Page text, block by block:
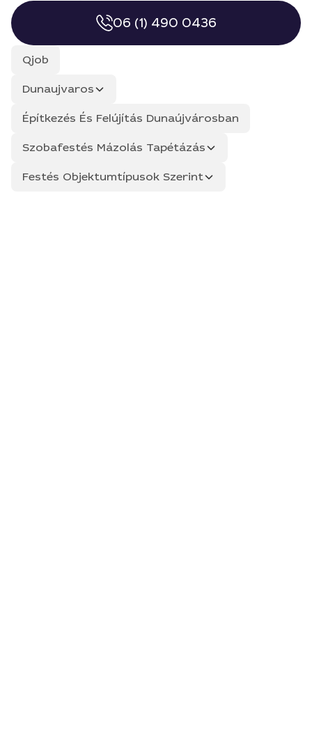
06 (1) 490 0436
Qjob
Dunaujvaros
Építkezés És Felújítás Dunaújvárosban
Szobafestés Mázolás Tapétázás
Festés Objektumtípusok Szerint